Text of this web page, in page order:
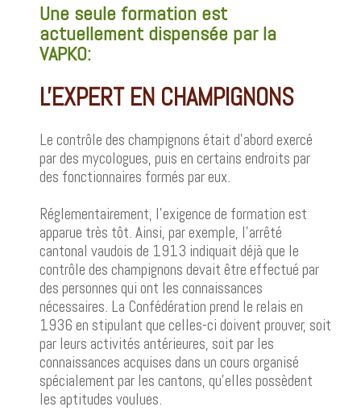
Une seule formation est
actuellement dispensée par la
VAPKO:
L'EXPERT EN CHAMPIGNONS
Le contrôle des champignons était d’abord exercé
par des mycologues, puis en certains endroits par
des fonctionnaires formés par eux.
Réglementairement, l’exigence de formation est
apparue très tôt. Ainsi, par exemple, l’arrêté
cantonal vaudois de 1913 indiquait déjà que le
contrôle des champignons devait être effectué par
des personnes qui ont les connaissances
nécessaires. La Confédération prend le relais en
1936 en stipulant que celles-ci doivent prouver, soit
par leurs activités antérieures, soit par les
connaissances acquises dans un cours organisé
spécialement par les cantons, qu’elles possèdent
les aptitudes voulues.